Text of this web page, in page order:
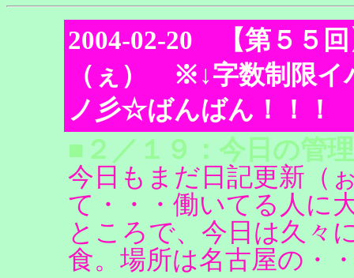
2004-02-20 【第５５
（ぇ） ※↓字数制限イ
ノ彡☆ばんばん！！！
■２／１９：今日の管
今日もまだ日記更新（
て・・・働いてる人に
ところで、今日は久々
食。場所は名古屋の・